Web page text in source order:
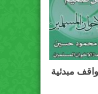
مبدئية